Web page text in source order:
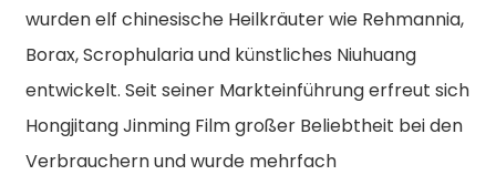
wurden elf chinesische Heilkräuter wie Rehmannia,
Borax, Scrophularia und künstliches Niuhuang
entwickelt. Seit seiner Markteinführung erfreut sich
Hongjitang Jinming Film großer Beliebtheit bei den
Verbrauchern und wurde mehrfach